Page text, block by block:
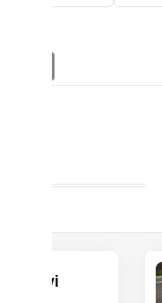
PrintFriendly
v naravi